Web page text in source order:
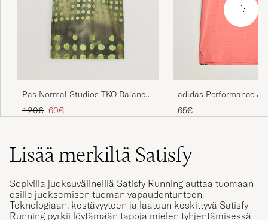
Pas Normal Studios TKO Balance
T-Shirt Moss Green
Tavallinen hinta
120€ Alennettu hinta
60€
adidas Performance
Running T-Shirt Red
65€
Lisää merkiltä Satisfy
Sopivilla juoksuvälineillä Satisfy Running auttaa tuomaan
esille juoksemisen tuoman vapaudentunteen.
Teknologiaan, kestävyyteen ja laatuun keskittyvä Satisfy
Running pyrkii löytämään tapoja mielen tyhjentämisessä